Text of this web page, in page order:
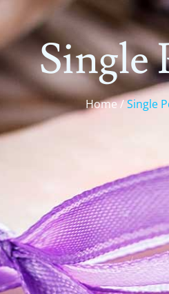
Single
Home /Single